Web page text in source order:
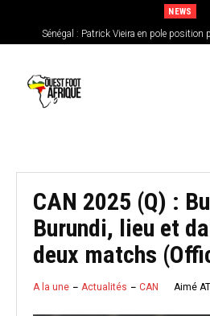
NEWS
Sénégal : Patrick Vieira en pole position
CAN féminine 2026 : le Nigeria en favori,
chances de l’Afrique
CAN 2025 (Q) :
Burundi, lieu et
deux matchs
A la une Actualités CAN Aimé